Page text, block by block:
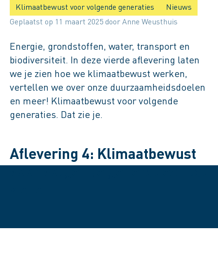
Klimaatbewust voor volgende generaties
Nieuws
Geplaatst op 11 maart 2025 door Anne Weusthuis
Energie, grondstoffen, water, transport en
biodiversiteit. In deze vierde aflevering laten
we je zien hoe we klimaatbewust werken,
vertellen we over onze duurzaamheidsdoelen
en meer! Klimaatbewust voor volgende
generaties. Dat zie je.
Aflevering 4: Klimaatbewust
voor volgende generaties. Dat